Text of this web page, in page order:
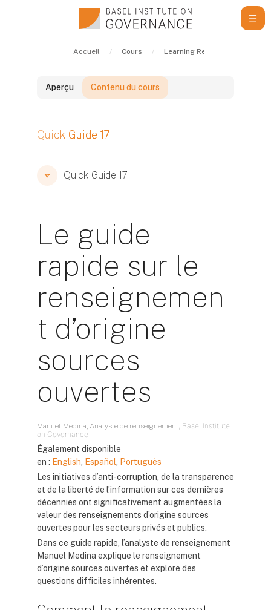
Accueil Cours Learning Resources
Aperçu Contenu du cours
Blocs
Quick Guide 17
Blocs
Blocs
Quick Guide 17
Le guide
rapide sur le
renseignemen
t d’origine
sources
ouvertes
Manuel Medina, Analyste de renseignement, Basel Institute
on Governance
Également disponible
en : English Español
Português
Les initiatives d’anti-corruption, de la transparence
et de la liberté de l’information sur ces dernières
décennies ont significativement augmentées la
valeur des renseignements d’origine sources
ouvertes pour les secteurs privés et publics.
Dans ce guide rapide, l’analyste de renseignement
Manuel Medina explique le renseignement
d’origine sources ouvertes et explore des
questions difficiles inhérentes.